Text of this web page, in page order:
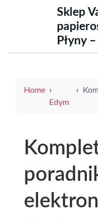
Sklep
Płyny
Home
Edym